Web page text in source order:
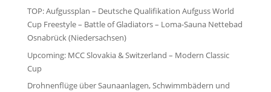
TOP: Aufgussplan – Deutsche Qualifikation Aufguss World
Cup Freestyle – Battle of Gladiators – Loma-Sauna Nettebad
Osnabrück (Niedersachsen)
Upcoming: MCC Slovakia & Switzerland – Modern Classic
Cup
Drohnenflüge über Saunaanlagen, Schwimmbädern und